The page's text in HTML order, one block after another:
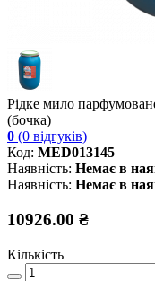
Рідке мило
(бочка)
0 (0 відгуків)
Код: MED013145
Наявність: Немає в
Наявність: Немає в
10926.00 ₴
Кількість